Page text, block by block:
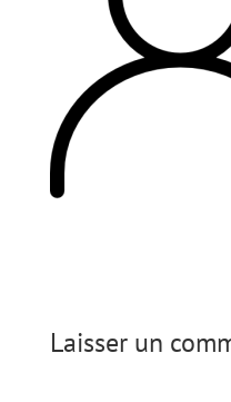
Laisser un